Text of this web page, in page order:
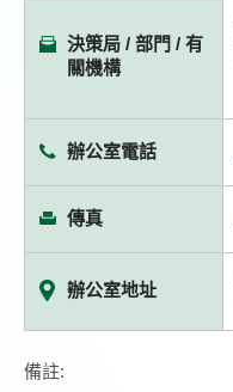
決策局 / 部門 / 有
關機構
辦公室電話
傳真
辦公室地址
備註: